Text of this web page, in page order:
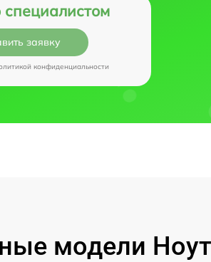
специалистом
заявку
конфиденциальности
модели